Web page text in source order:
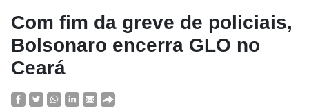
Com fim da greve de policiais,
Bolsonaro encerra GLO no
Ceará